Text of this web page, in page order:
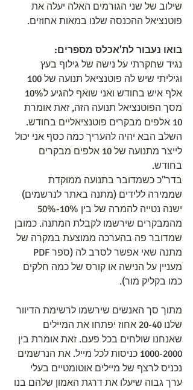
שילוב של שני הגורמים האלה יעלה את
פוטנציאל ההכנסה שלנו במאות אחוזים.
בואו נעבור לת'אכלס מספרים:
נגיד שחקרתי על נישה של גילוף בעץ
מסך הפוטנציאל תנועה הזה, זאת אומרת
10 אלפים מבקרים פוטנציאליים בחודש.
השלב הבא יהיה להעריך כמה כסף אני יכול
לייצר מתנועה של 10 אלפים מבקרים
בחודש.
בדר"כ כשמדובר בתנועה ממוקדת
שממירה ללידים (מתנה באתר לנרשמים)
מהמבקרים שירשמו לקבלת המתנה. כמובן
שמדובר פה בהערכה ממוצעת במקרה של
מעניין על הנישה או קורס של כמה חלקים
כמו בקליק מור).
מתוך סך האנשים שירשמו לרשימת הדיוור
שלנו 20-40 אחוז יפתחו את המיילים
שאנחנו שולחים בכל פעם. זאת אומרת בין
1000-2000 כניסות לכל מייל. את הנרשמים
נכניס לרצף של מיילים אוטומטיים בעלי
ערך גבוה שיעלו את דרגת האמון שלהם בנו